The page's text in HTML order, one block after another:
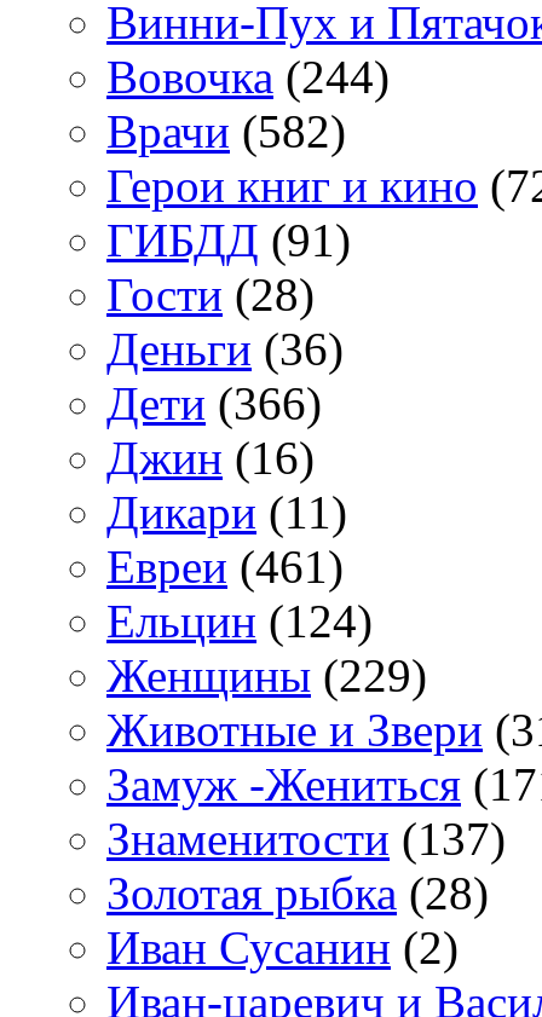
Винни-Пух и
Вовочка (244)
Врачи (582)
Герои книг и кино
ГИБДД (91)
Гости (28)
Деньги (36)
Дети (366)
Джин (16)
Дикари (11)
Евреи (461)
Ельцин (124)
Женщины (229)
Животные и Звери
Замуж -Жениться
Знаменитости (137)
Золотая рыбка (28)
Иван Сусанин (2)
Иван-царевич и